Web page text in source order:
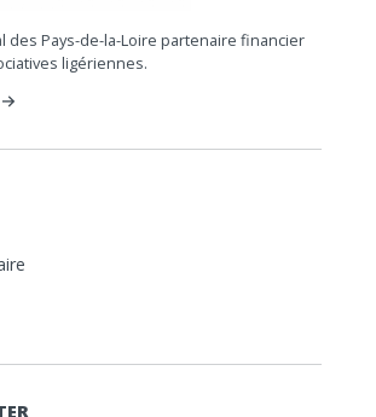
des Pays-de-la-Loire partenaire financier
ligériennes.